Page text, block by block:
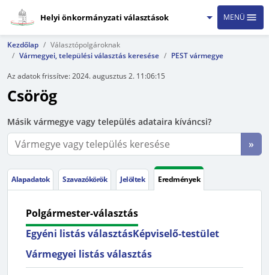
Helyi önkormányzati választások MENÜ
Kezdőlap
Választópolgároknak
Vármegyei, települési választás keresése
PEST vármegye
Az adatok frissítve:2024. augusztus 2. 11:06:15
Csörög
Másik vármegye vagy település adataira kíváncsi?
»
Alapadatok Szavazókörök Jelöltek Eredmények
Polgármester-választás
Egyéni listás választásKépviselő-testület
Vármegyei listás választás